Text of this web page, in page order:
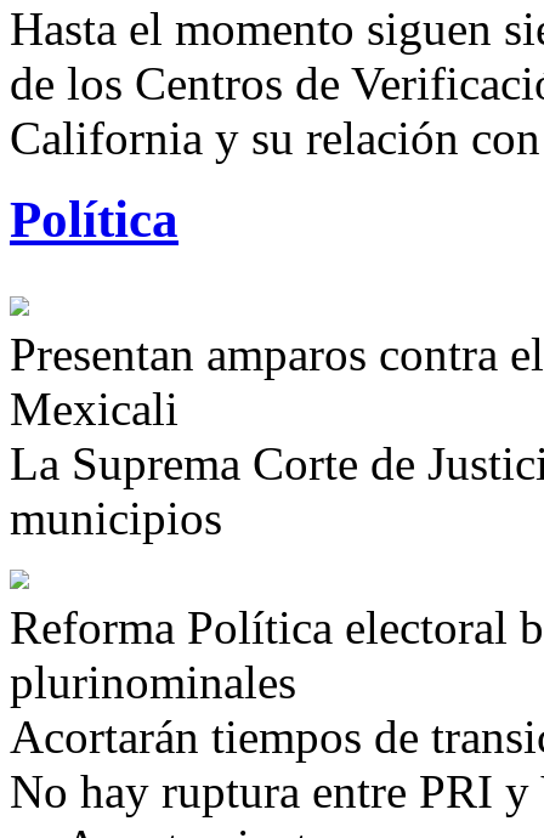
Hasta el momento siguen
de los Centros de
California y su relación
Política
Presentan amparos contra
Mexicali
La Suprema Corte de
municipios
Reforma Política electoral
plurinominales
Acortarán tiempos de
No hay ruptura entre PRI